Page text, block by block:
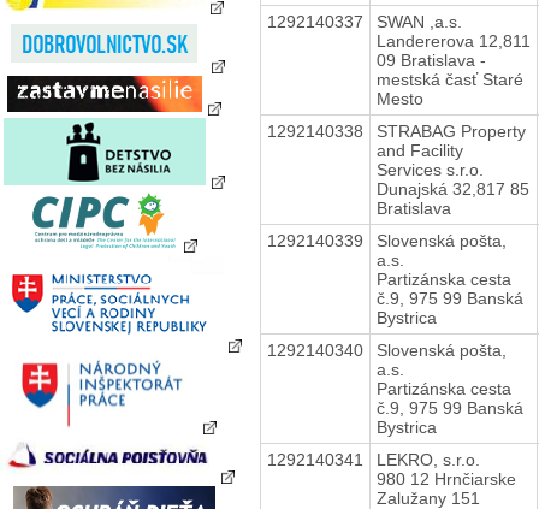
1292140337
SWAN ,a.s.
Landererova 12,811
09 Bratislava -
mestská časť Staré
Mesto
1292140338
STRABAG Property
and Facility
Services s.r.o.
Dunajská 32,817 85
Bratislava
1292140339
Slovenská pošta,
a.s.
Partizánska cesta
č.9, 975 99 Banská
Bystrica
1292140340
Slovenská pošta,
a.s.
Partizánska cesta
č.9, 975 99 Banská
Bystrica
1292140341
LEKRO, s.r.o.
980 12 Hrnčiarske
Zalužany 151